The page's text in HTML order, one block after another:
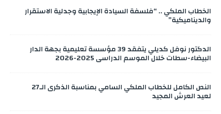
الخطاب الملكي .. “فلسفة السيادة الإيجابية وجدلية الاستقرار
والديناميكية”
الدكتور نوفل كديلي يتفقد 39 مؤسسة تعليمية بجهة الدار
البيضاء-سطات خلال الموسم الدراسي 2025-2026
النص الكامل للخطاب الملكي السامي بمناسبة الذكرى الـ27
لعيد العرش المجيد